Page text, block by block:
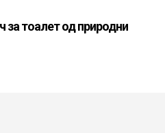
тоалет од природни